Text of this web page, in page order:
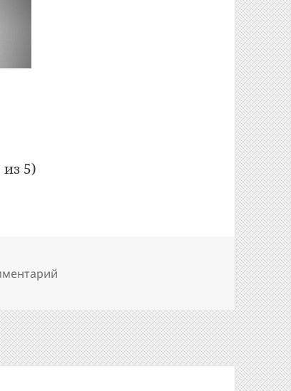
сторону вращается балерина?
из 5)